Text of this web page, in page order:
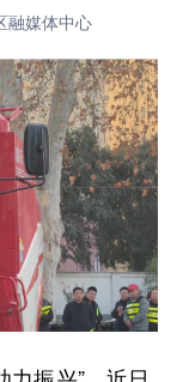
江西
湖南
重庆
西藏
宁夏
融媒体中心